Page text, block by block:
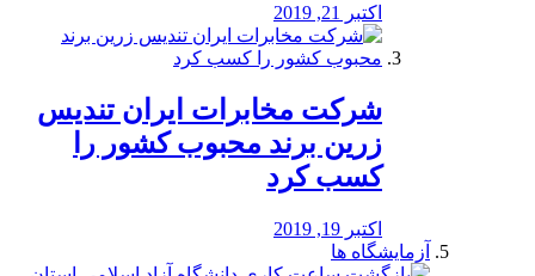
اکتبر 21, 2019
شرکت مخابرات ایران تندیس
زرین برند محبوب کشور را
کسب کرد
اکتبر 19, 2019
آزمایشگاه ها